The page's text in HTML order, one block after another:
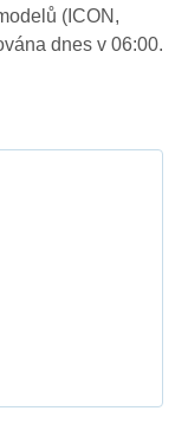
(ICON,
dnes v 06:00.